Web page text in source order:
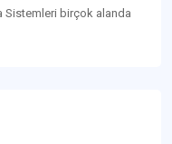
Sistemleri birçok alanda